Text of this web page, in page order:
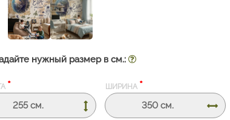
нужный размер в см.:
* ШИРИНА *